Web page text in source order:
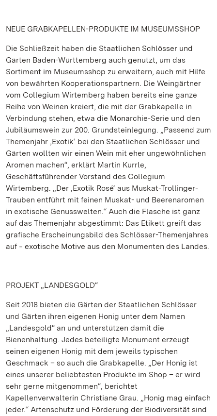
NEUE GRABKAPELLEN-PRODUKTE IM MUSEUMSSHOP
Die Schließzeit haben die Staatlichen Schlösser und
Gärten Baden-Württemberg auch genutzt, um das
Sortiment im Museumsshop zu erweitern, auch mit Hilfe
von bewährten Kooperationspartnern. Die Weingärtner
vom Collegium Wirtemberg haben bereits eine ganze
Reihe von Weinen kreiert, die mit der Grabkapelle in
Verbindung stehen, etwa die Monarchie-Serie und den
Jubiläumswein zur 200. Grundsteinlegung. „Passend zum
Themenjahr ‚Exotik‘ bei den Staatlichen Schlösser und
Gärten wollten wir einen Wein mit eher ungewöhnlichen
Aromen machen“, erklärt Martin Kurrle,
Geschäftsführender Vorstand des Collegium
Wirtemberg. „Der ‚Exotik Rosé‘ aus Muskat-Trollinger-
Trauben entführt mit feinen Muskat- und Beerenaromen
in exotische Genusswelten.“ Auch die Flasche ist ganz
auf das Themenjahr abgestimmt: Das Etikett greift das
grafische Erscheinungsbild des Schlösser-Themenjahres
auf ‒ exotische Motive aus den Monumenten des Landes.
PROJEKT „LANDESGOLD“
Seit 2018 bieten die Gärten der Staatlichen Schlösser
und Gärten ihren eigenen Honig unter dem Namen
„Landesgold“ an und unterstützen damit die
Bienenhaltung. Jedes beteiligte Monument erzeugt
seinen eigenen Honig mit dem jeweils typischen
Geschmack – so auch die Grabkapelle. „Der Honig ist
eines unserer beliebtesten Produkte im Shop – er wird
sehr gerne mitgenommen“, berichtet
Kapellenverwalterin Christiane Grau. „Honig mag einfach
jeder.“ Artenschutz und Förderung der Biodiversität sind